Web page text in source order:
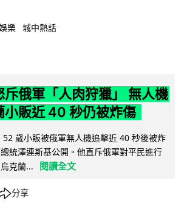
樂 城中熱話
斥俄軍「人肉狩獵」 無人機
小販近 40 秒仍被炸傷
52 歲小販被俄軍無人機追擊近 40 秒後被炸
統澤連斯基公開。他直斥俄軍對平民進行
克蘭...
閱讀全文
分享